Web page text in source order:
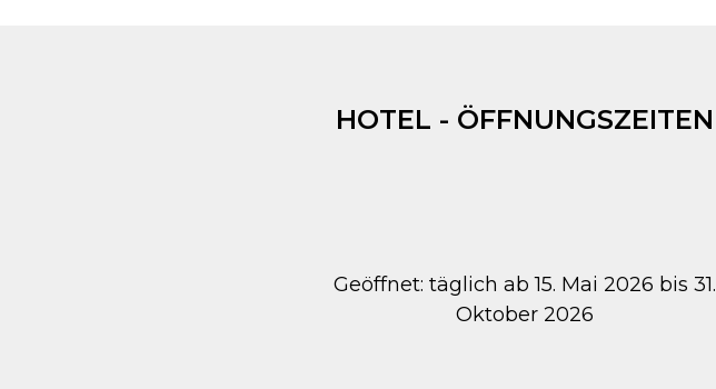
HOTEL - ÖFFNUNGSZEITEN
Geöffnet: täglich ab 15. Mai 2026 bis 31.
Oktober 2026